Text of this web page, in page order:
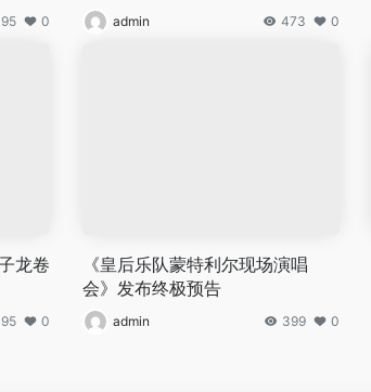
0 admin 473 0
龙卷
0
《皇后乐队蒙特利尔现场演唱
会》发布终极预告
admin 399 0